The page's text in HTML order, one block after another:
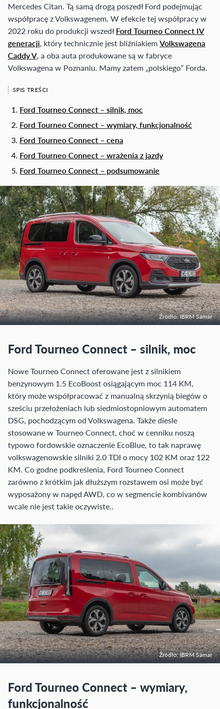
Mercedes Citan. Tą samą drogą poszedł Ford podejmując
współpracę z Volkswagenem. W efekcie tej współpracy w
2022 roku do produkcji wszedłFord Tourneo Connect IV
generacji, który technicznie jest bliźniakiemVolkswagena
Caddy V, a oba auta produkowane są w fabryce
Volkswagena w Poznaniu. Mamy zatem „polskiego” Forda.
SPIS TREŚCI
Ford Tourneo Connect – silnik, moc
Ford Tourneo Connect – wymiary, funkcjonalność
Ford Tourneo Connect – cena
Ford Tourneo Connect – wrażenia z jazdy
Ford Tourneo Connect – podsumowanie
Źródło: IBRM Samar
Ford Tourneo Connect – silnik, moc
Nowe Tourneo Connect oferowane jest z silnikiem
benzynowym 1.5 EcoBoost osiągającym moc 114 KM,
który może współpracować z manualną skrzynią biegów o
sześciu przełożeniach lub siedmiostopniowym automatem
DSG, pochodzącym od Volkswagena. Także diesle
stosowane w Tourneo Connect, choć w cenniku noszą
typowo fordowskie oznaczenie EcoBlue, to tak naprawę
volkswagenowskie silniki 2.0 TDI o mocy 102 KM oraz 122
KM. Co godne podkreślenia, Ford Tourneo Connect
zarówno z krótkim jak dłuższym rozstawem osi może być
wyposażony w napęd AWD, co w segmencie kombivanów
wcale nie jest takie oczywiste..
Źródło: IBRM Samar
Ford Tourneo Connect – wymiary,
funkcjonalność